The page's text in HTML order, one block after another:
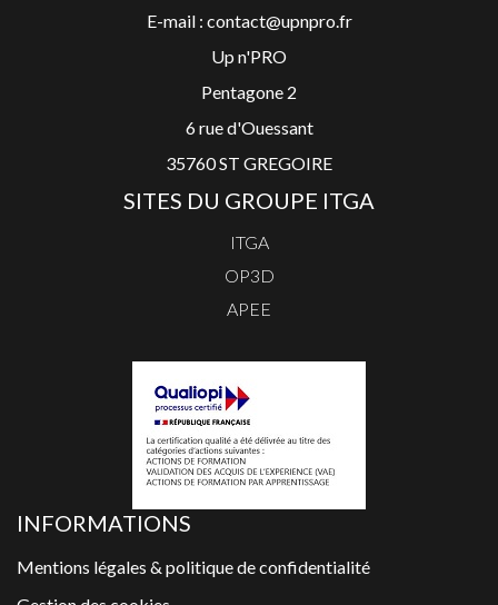
E-mail : contact@upnpro.fr
Up n'PRO
Pentagone 2
6 rue d'Ouessant
35760 ST GREGOIRE
SITES DU GROUPE ITGA
ITGA
OP3D
APEE
INFORMATIONS
Mentions légales & politique de confidentialité